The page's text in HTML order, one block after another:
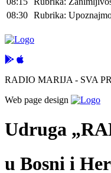
08:30 Rubrika:
RADIO MARIJA - SVA
Web page design
Udruga
u Bosni i